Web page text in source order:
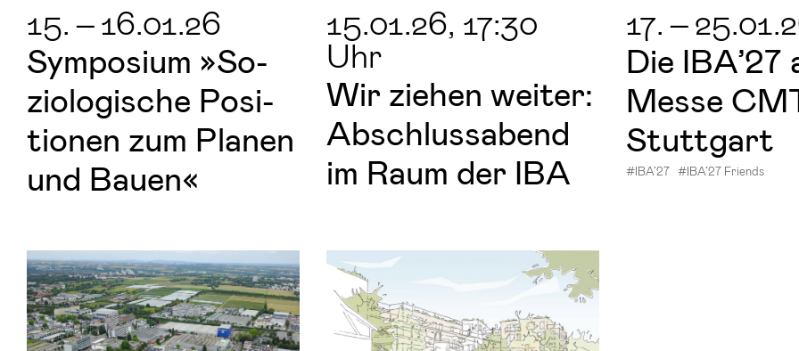
15. –16.01.26
Sym­po­si­um »So­
zio­lo­gi­sche Po­si­
tio­nen zum Pla­nen
und Bauen«
15.01.26, 17:30
Uhr
Wir zie­hen wei­ter:
Ab­schluss­abend
im Raum der IBA
17. –
Die IBA’27
Messe
Stutt­gart
#IBA’27 #IBA’27 Friends